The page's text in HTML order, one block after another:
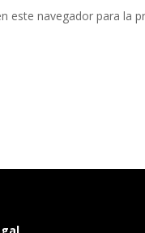
este navegador para la